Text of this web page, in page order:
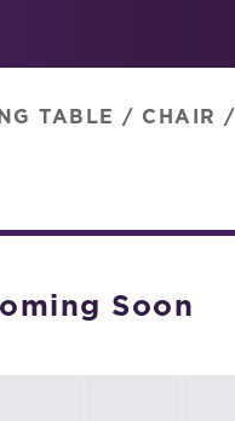
TABLE / CHAIR /
Soon